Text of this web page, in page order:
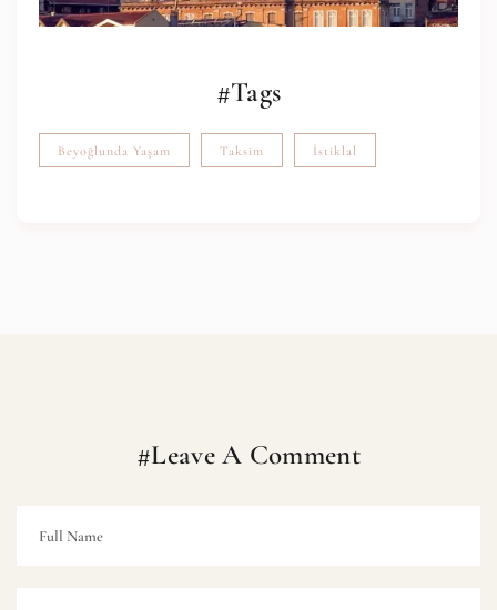
#Tags
Beyoğlunda Yaşam Taksim İstiklal
#Leave A Comment